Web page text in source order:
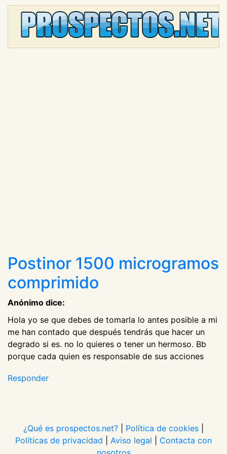
Postinor 1500 microgramos
comprimido
Anónimo dice:
Hola yo se que debes de tomarla lo antes posible a mi
me han contado que después tendrás que hacer un
degrado si es. no lo quieres o tener un hermoso. Bb
porque cada quien es responsable de sus acciones
Responder
¿Qué es prospectos.net? Política de cookies
Políticas de privacidad
Aviso legal
Contacta con